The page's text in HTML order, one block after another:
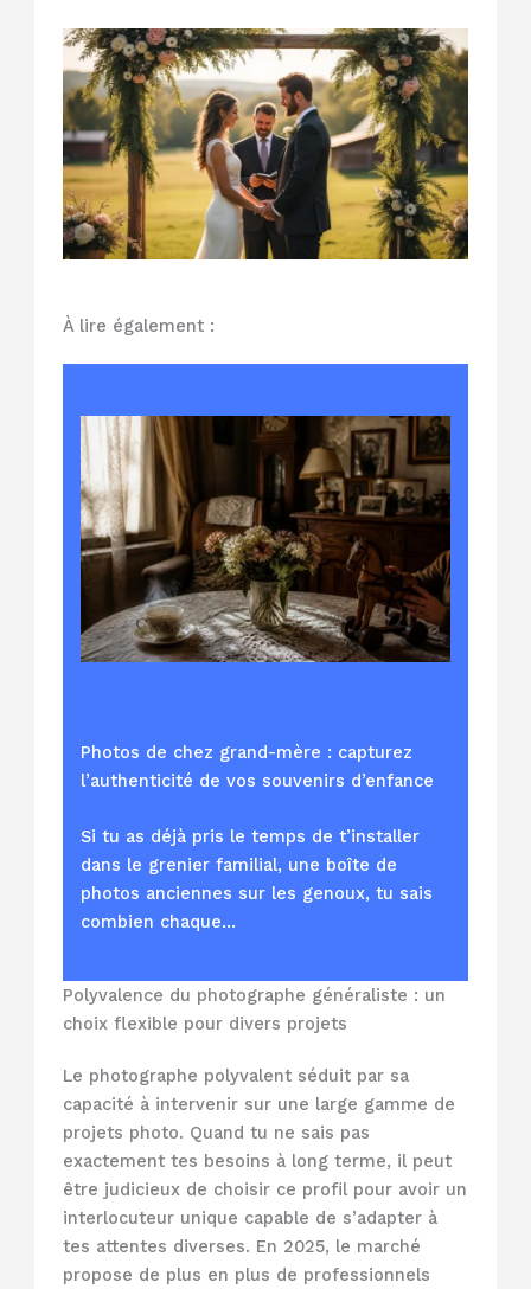
À lire également :
Photos de chez grand-mère : capturez
l’authenticité de vos souvenirs d’enfance
Si tu as déjà pris le temps de t’installer
dans le grenier familial, une boîte de
photos anciennes sur les genoux, tu sais
combien chaque…
Polyvalence du photographe généraliste : un
choix flexible pour divers projets
Le photographe polyvalent séduit par sa
capacité à intervenir sur une large gamme de
projets photo. Quand tu ne sais pas
exactement tes besoins à long terme, il peut
être judicieux de choisir ce profil pour avoir un
interlocuteur unique capable de s’adapter à
tes attentes diverses. En 2025, le marché
propose de plus en plus de professionnels